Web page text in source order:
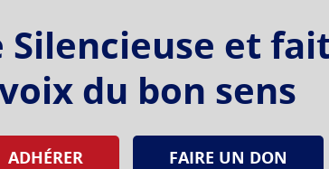
Silencieuse et
du bon sens
ADHÉRER FAIRE UN DON